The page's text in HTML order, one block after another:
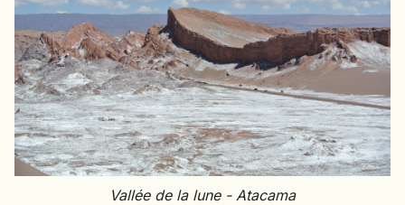
Vallée de la lune - Atacama